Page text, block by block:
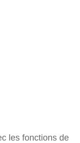
les fonctions de